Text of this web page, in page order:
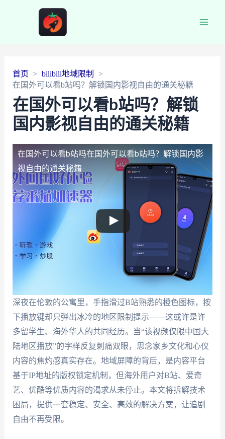
首页
bilibili地域限制
在国外可以看b站吗？解锁国内影视自由的通关秘籍
在国外可以看b站吗？解锁
国内影视自由的通关秘籍
在国外可以看b站吗在国外可以看b站吗？解锁国内影
视自由的通关秘籍
深夜在伦敦的公寓里，手指滑过B站熟悉的橙色图标，按
下播放键却只弹出冰冷的地区限制提示——这或许是许
多留学生、海外华人的共同经历。当“该视频仅限中国大
陆地区播放”的字样反复刺痛双眼，思念家乡文化和心仪
内容的焦灼感真实存在。地域屏障的背后，是内容平台
基于IP地址的版权锁定机制，但海外用户对B站、爱奇
艺、优酷等优质内容的渴求从未停止。本文将拆解技术
困局，提供一套稳定、安全、高效的解决方案，让追剧
自由不再受限。